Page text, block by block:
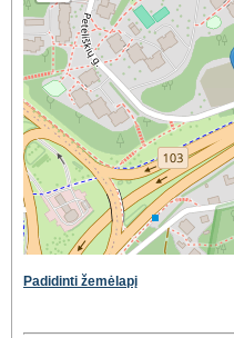
Padidinti žemėlapį